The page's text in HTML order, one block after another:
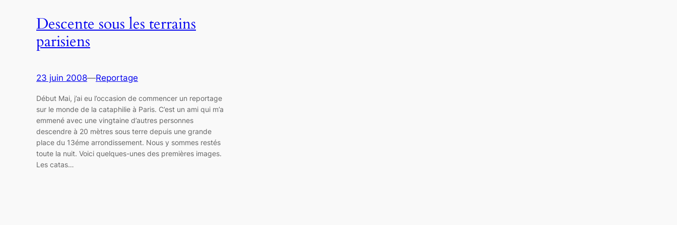
Descente sous les terrains
parisiens
23 juin 2008—Reportage
Début Mai, j’ai eu l’occasion de commencer un reportage
sur le monde de la cataphilie à Paris. C’est un ami qui m’a
emmené avec une vingtaine d’autres personnes
descendre à 20 mètres sous terre depuis une grande
place du 13éme arrondissement. Nous y sommes restés
toute la nuit. Voici quelques-unes des premières images.
Les catas…